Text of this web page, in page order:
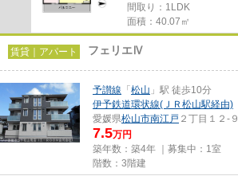
間取り：1LDK
面積：40.07㎡
賃貸｜アパート フェリエⅣ
予讃線 「 松山 」駅 徒歩10分
伊予鉄道環状線(ＪＲ松山駅経由)
愛媛県松山市南江戸 ２丁目１２-９
7.5万円
築年数：築4年 ｜募集中： 1室
階数：3階建